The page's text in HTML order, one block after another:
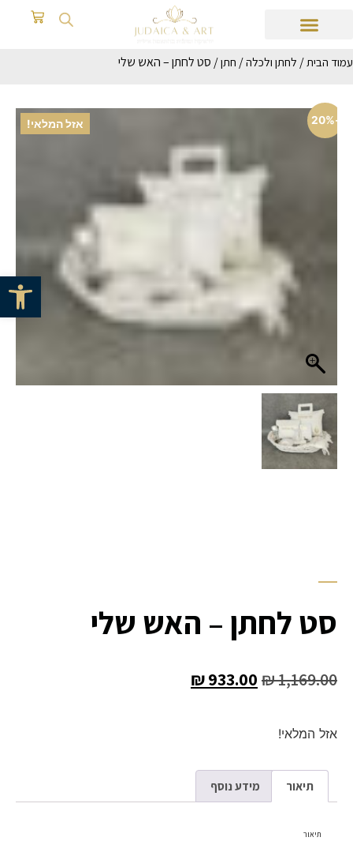
פתח
עמוד הבית/ לחתן ולכלה/ חתן/ סט לחתן – האש שלי
אזל המלאי! -20%
סט לחתן – האש שלי
₪1,169.00
₪933.00
אזל המלאי!
תיאור מידע נוסף
תיאור